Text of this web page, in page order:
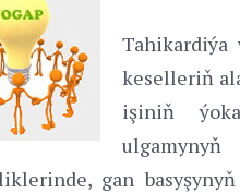
Tahikardiýa
keselleriň
işiniň
gan